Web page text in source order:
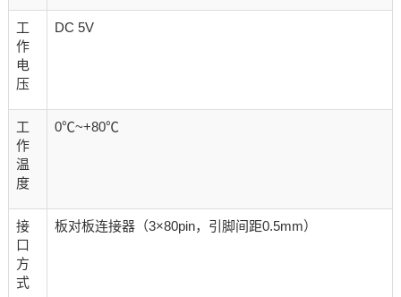
工
作
电
压
DC 5V
工
作
温
度
0℃~+80℃
接
口
方
式
板对板连接器（3×80pin，引脚间距0.5mm）